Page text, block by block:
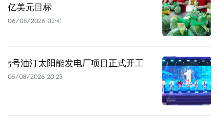
亿美元目标
06/08/2026 02:41
5号油汀太阳能发电厂项目正式开工
05/08/2026 20:23